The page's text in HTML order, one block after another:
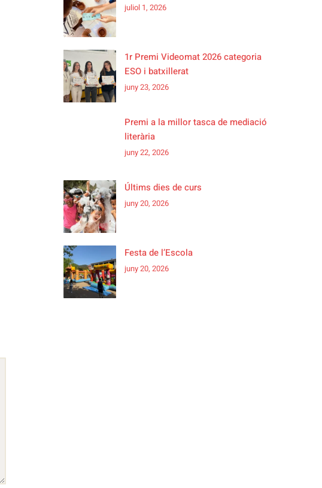
juliol 1, 2026
1r Premi Videomat 2026 categoria
ESO i batxillerat
juny 23, 2026
Premi a la millor tasca de mediació
literària
juny 22, 2026
Últims dies de curs
juny 20, 2026
Festa de l’Escola
juny 20, 2026